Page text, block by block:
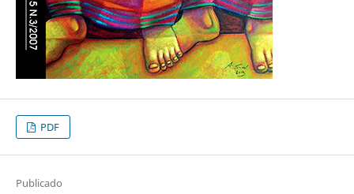
PDF
Publicado